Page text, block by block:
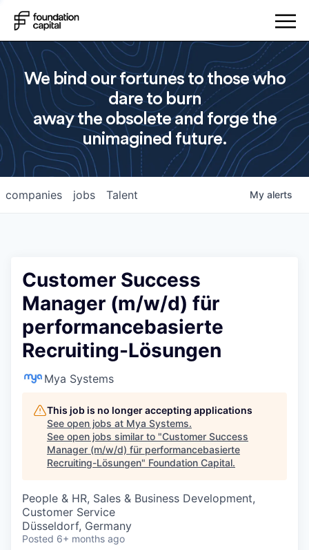
We bind our fortunes to those who
dare to burn
away the obsolete and forge the
unimagined future.
jobs
companies Talent My alerts
Customer Success
Manager (m/w/d) für
performancebasierte
Recruiting-Lösungen
Mya Systems
This job is no longer accepting applications
See open jobs at Mya Systems.
See open jobs similar to "Customer Success
Manager (m/w/d) für performancebasierte
Recruiting-Lösungen" Foundation Capital.
People & HR, Sales & Business Development,
Customer Service
Düsseldorf, Germany
Posted 6+ months ago